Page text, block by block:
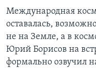
Международная
оставалась,
не на Земле, а в
Юрий Борисов на
формально озвучил